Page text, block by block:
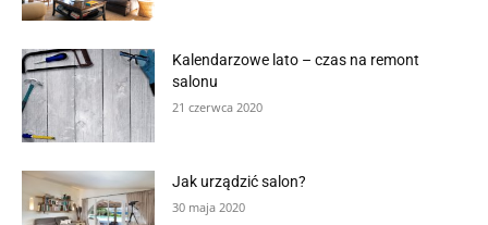
Kalendarzowe lato – czas na remont
salonu
21 czerwca 2020
Jak urządzić salon?
30 maja 2020